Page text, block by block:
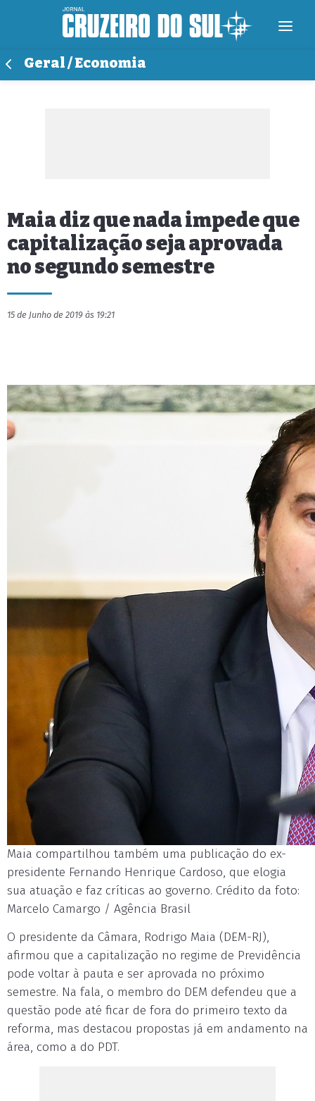
Geral / Economia
Maia diz que nada impede que
capitalização seja aprovada
no segundo semestre
15 de Junho de 2019 às 19:21
Maia compartilhou também uma publicação do ex-
presidente Fernando Henrique Cardoso, que elogia
sua atuação e faz críticas ao governo. Crédito da foto:
Marcelo Camargo / Agência Brasil
O presidente da Câmara, Rodrigo Maia (DEM-RJ),
afirmou que a capitalização no regime de Previdência
pode voltar à pauta e ser aprovada no próximo
semestre. Na fala, o membro do DEM defendeu que a
questão pode até ficar de fora do primeiro texto da
reforma, mas destacou propostas já em andamento na
área, como a do PDT.